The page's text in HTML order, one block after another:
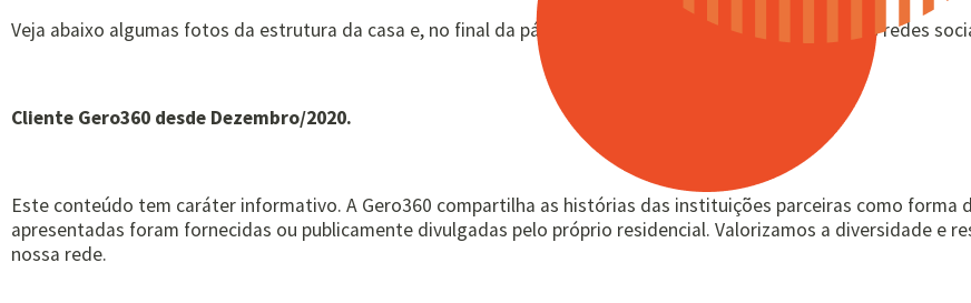
Veja abaixo algumas fotos da estrutura da casa e, no final da página, acesse os links para o site e para as redes
Cliente Gero360 desde Dezembro/2020.
Este conteúdo tem caráter informativo. A Gero360 compartilha as histórias das instituições parceiras como forma
apresentadas foram fornecidas ou publicamente divulgadas pelo próprio residencial. Valorizamos a diversidade e
nossa rede.